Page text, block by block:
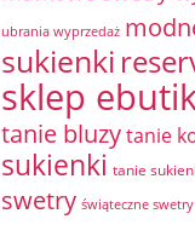
ubrania wyprzedaż
sukienki
sklep
tanie bluzytanie
sukienki tanie
swetry świąteczne swetry